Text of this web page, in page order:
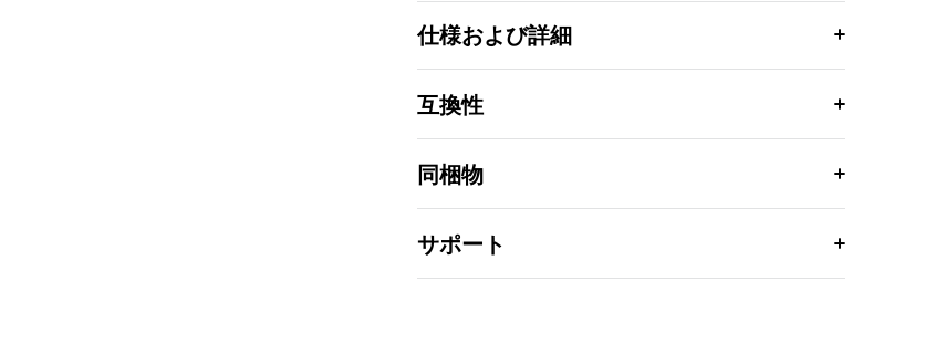
仕様および詳細
互換性
同梱物
サポート